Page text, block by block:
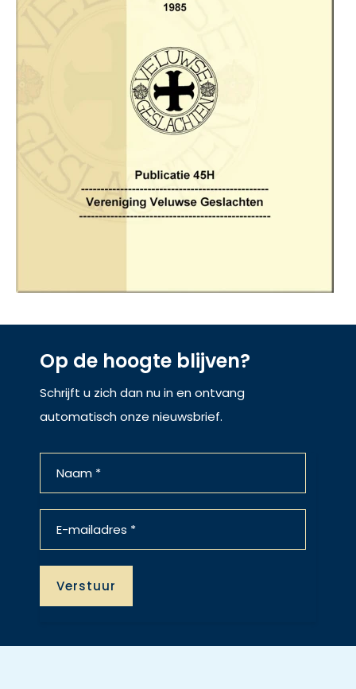
Op de hoogte blijven?
Schrijft u zich dan nu in en ontvang
automatisch onze nieuwsbrief.